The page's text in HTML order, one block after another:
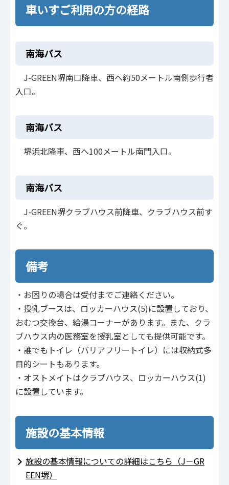
車いすご利用の方の経路
南海バス
J-GREEN堺南口降車、西へ約50メートル南側歩行者
入口。
南海バス
堺浜北降車、西へ100メートル南門入口。
南海バス
J-GREEN堺クラブハウス前降車、クラブハウス前す
ぐ。
備考
・お困りの場合は受付までご連絡ください。
・授乳ブースは、ロッカーハウス(5)に設置しており、
おむつ交換台、給湯コーナーがあります。また、クラ
ブハウス内の医務室を授乳室としても提供可能です。
・誰でもトイレ（バリアフリートイレ）には収納式多
目的シートもあります。
・オストメイトはクラブハウス、ロッカーハウス(1)
に設置しています。
施設の基本情報
施設の基本情報についての詳細はこちら（J－GR
EEN堺）